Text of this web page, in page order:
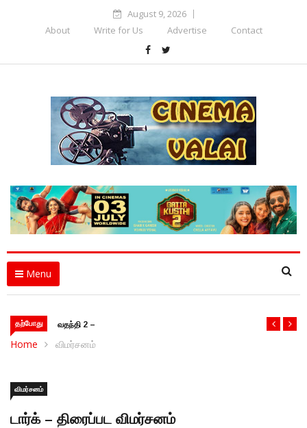
August 9, 2026
About
Write for Us Advertise Contact
Menu
தற்போது வதந்தி 2 – இணையத்தொடர் விமர்சனம்
Home விமர்சனம்
விமர்சனம்
டார்க் – திரைப்பட விமர்சனம்